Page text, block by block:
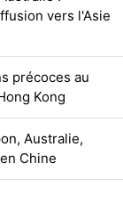
vers l'Asie
précoces au
Kong
Australie,
Chine